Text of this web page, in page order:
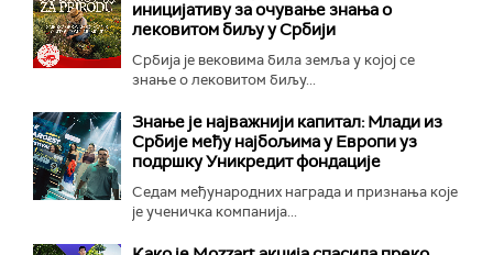
иницијативу за очување знања о
лековитом биљу у Србији
Србија је вековима била земља у којој се
знање о лековитом биљу...
Знање је најважнији капитал: Млади из
Србије међу најбољима у Европи уз
подршку Уникредит фондације
Седам међународних награда и признања које
је ученичка компанија...